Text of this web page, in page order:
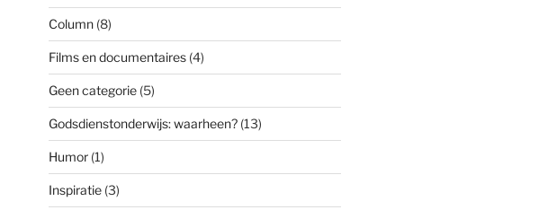
Column(8)
Films en documentaires(4)
Geen categorie(5)
Godsdienstonderwijs: waarheen?(13)
Humor(1)
Inspiratie(3)